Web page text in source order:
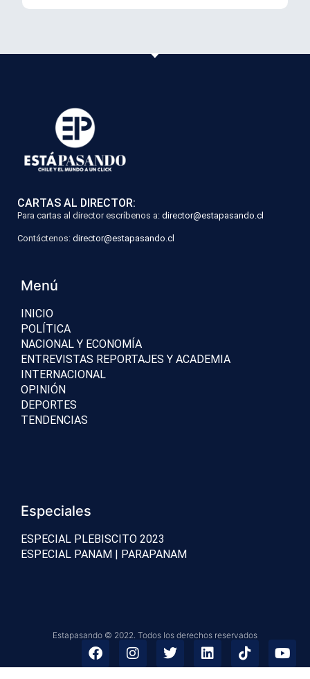
CARTAS AL DIRECTOR:
Para cartas al director escríbenos a: director@estapasando.cl
Contáctenos: director@estapasando.cl
Menú
INICIO
POLÍTICA
NACIONAL Y ECONOMÍA
ENTREVISTAS REPORTAJES Y ACADEMIA
INTERNACIONAL
OPINIÓN
DEPORTES
TENDENCIAS
Especiales
ESPECIAL PLEBISCITO 2023
ESPECIAL PANAM | PARAPANAM
Estapasando © 2022. Todos los derechos reservados